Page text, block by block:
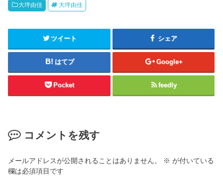
大坪由佳 大坪由佳
ツイート シェア
はてブ Google+
Pocket feedly
コメントを残す
メールアドレスが公開されることはありません。 ※ が付いている
欄は必須項目です